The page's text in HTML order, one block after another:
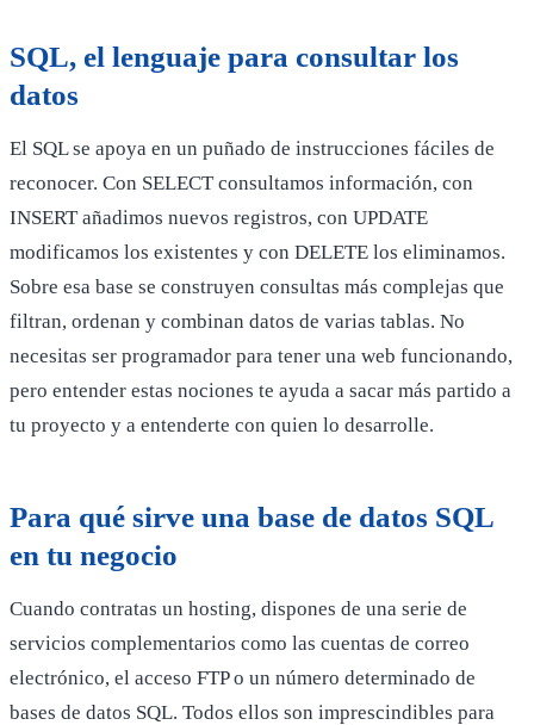
SQL, el lenguaje para consultar los
datos
El SQL se apoya en un puñado de instrucciones fáciles de
reconocer. Con SELECT consultamos información, con
INSERT añadimos nuevos registros, con UPDATE
modificamos los existentes y con DELETE los eliminamos.
Sobre esa base se construyen consultas más complejas que
filtran, ordenan y combinan datos de varias tablas. No
necesitas ser programador para tener una web funcionando,
pero entender estas nociones te ayuda a sacar más partido a
tu proyecto y a entenderte con quien lo desarrolle.
Para qué sirve una base de datos SQL
en tu negocio
Cuando contratas un hosting, dispones de una serie de
servicios complementarios como las cuentas de correo
electrónico, el acceso FTP o un número determinado de
bases de datos SQL. Todos ellos son imprescindibles para